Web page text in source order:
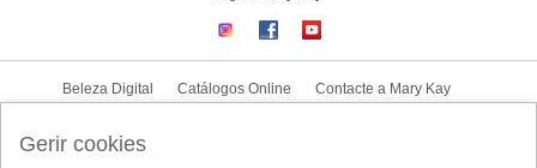
Beleza Digital Catálogos Online
Contacte a Mary Kay
Gerir cookies